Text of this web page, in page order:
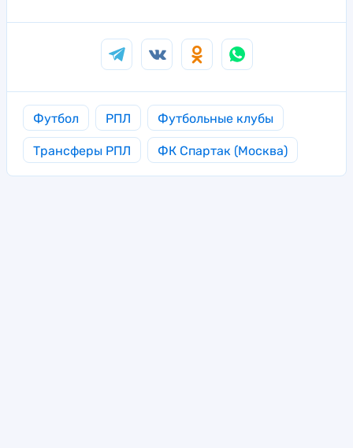
Футбол РПЛ Футбольные клубы
Трансферы РПЛ ФК Спартак (Москва)